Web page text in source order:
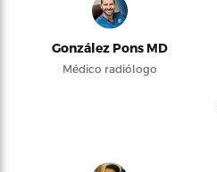
González Pons MD
Médico radiólogo